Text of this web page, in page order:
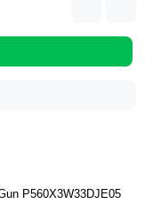
P560X3W33DJE05